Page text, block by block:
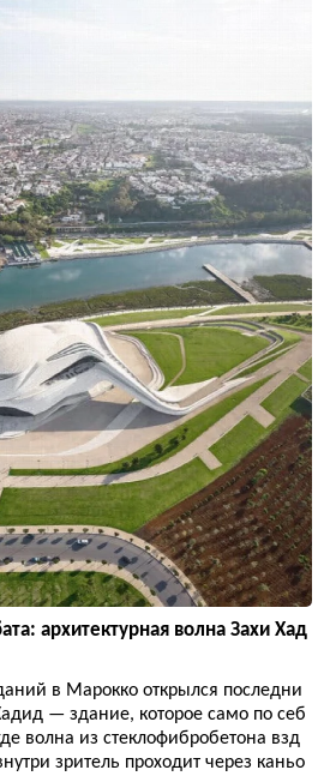
архитектурная волна Захи Хад
в Марокко открылся последни
— здание, которое само по себ
волна из стеклофибробетона взд
зритель проходит через каньо